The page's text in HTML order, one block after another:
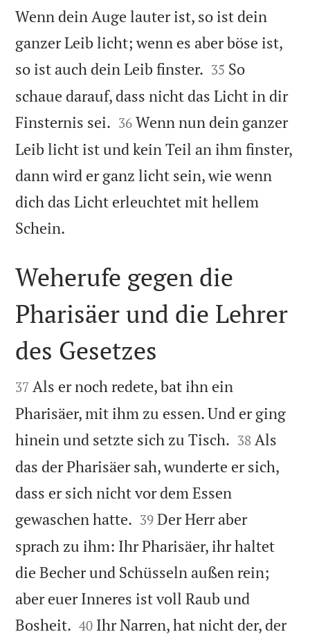
Wenn dein Auge lauter ist, so ist dein
ganzer Leib licht; wenn es aber böse ist,
so ist auch dein Leib finster. 

35 So
schaue darauf, dass nicht das Licht in dir
Finsternis sei. 

36 Wenn nun dein ganzer
Leib licht ist und kein Teil an ihm finster,
dann wird er ganz licht sein, wie wenn
dich das Licht erleuchtet mit hellem
Schein.

Weherufe gegen die
Pharisäer und die Lehrer
des Gesetzes

37 Als er noch redete, bat ihn ein
Pharisäer, mit ihm zu essen. Und er ging
hinein und setzte sich zu Tisch. 

38 Als
das der Pharisäer sah, wunderte er sich,
dass er sich nicht vor dem Essen
gewaschen hatte. 

39 Der Herr aber
sprach zu ihm: Ihr Pharisäer, ihr haltet
die Becher und Schüsseln außen rein;
aber euer Inneres ist voll Raub und
Bosheit. 

40 Ihr Narren, hat nicht der, der